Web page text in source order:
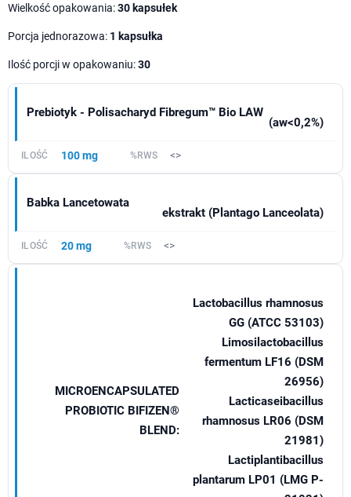
Wielkość opakowania:30 kapsułek
Porcja jednorazowa: 1 kapsułka
Ilość porcji w opakowaniu:30
Prebiotyk - Polisacharyd Fibregum™ Bio LAW
(aw<0,2%)
100 mg <>
Babka Lancetowata
ekstrakt (Plantago Lanceolata)
20 mg <>
MICROENCAPSULATED
PROBIOTIC BIFIZEN®
BLEND:
Lactobacillus rhamnosus
GG (ATCC 53103)
Limosilactobacillus
fermentum LF16 (DSM
26956)
Lacticaseibacillus
rhamnosus LR06 (DSM
21981)
Lactiplantibacillus
plantarum LP01 (LMG P-